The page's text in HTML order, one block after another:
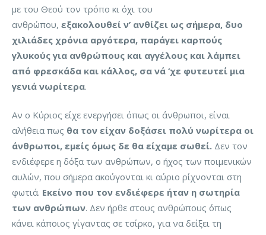
με του Θεού τον τρόπο κι όχι του
ανθρώπου, εξακολουθεί ν’ ανθίζει ως σήμερα, δυο
χιλιάδες χρόνια αργότερα, παράγει καρπούς
γλυκούς για ανθρώπους και αγγέλους και λάμπει
από φρεσκάδα και κάλλος, σα νά ‘χε φυτευτεί μια
γενιά νωρίτερα.
Αν ο Κύριος είχε ενεργήσει όπως οι άνθρωποι, είναι
αλήθεια πως θα τον είχαν δοξάσει πολύ νωρίτερα οι
άνθρωποι, εμείς όμως δε θα είχαμε σωθεί. Δεν τον
ενδιέφερε η δόξα των ανθρώπων, ο ήχος των ποιμενικών
αυλών, που σήμερα ακούγονται κι αύριο ρίχνονται στη
φωτιά. Εκείνο που τον ενδιέφερε ήταν η σωτηρία
των ανθρώπων. Δεν ήρθε στους ανθρώπους όπως
κάνει κάποιος γίγαντας σε τσίρκο, για να δείξει τη